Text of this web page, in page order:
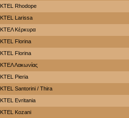
KTEL Rhodope
KTEL Larissa
ΚΤΕΛ Κέρκυρα
KTEL Florina
KTEL Florina
ΚΤΕΛ Λακωνίας
KTEL Pieria
KTEL Santorini / Thira
ΚΤΕL Evritania
ΚΤΕL Kozani